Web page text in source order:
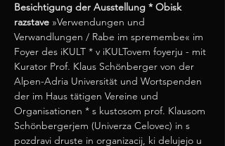
Besichtigung der Ausstellung * Obisk
razstave »Verwendungen und
Verwandlungen / Rabe im spremembe« im
Foyer des iKULT * v iKULTovem foyerju - mit
Kurator Prof. Klaus Schönberger von der
Alpen-Adria Universität und Wortspenden
der im Haus tätigen Vereine und
Organisationen * s kustosom prof. Klausom
Schönbergerjem (Univerza Celovec) in s
pozdravi druste in organizacij, ki delujejo u